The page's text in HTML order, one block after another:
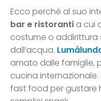
Ecco perché al suo
bar e ristoranti a cui
costume o addirittura
dall’acqua.
amato dalle famiglie,
cucina
fast food per gustare